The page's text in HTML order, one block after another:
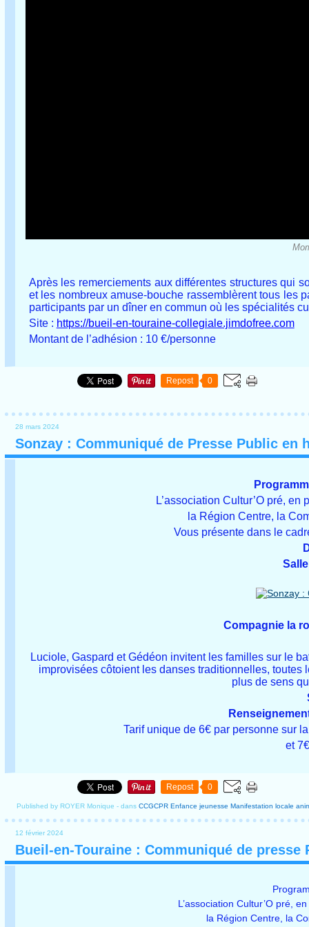
Après les remerciements aux différentes structures qui
et les nombreux amuse-bouche rassemblèrent tous les
participants par un dîner en commun où les spécialités
Site : https://bueil-en-touraine-collegiale.jimdofree.com
Montant de l’adhésion : 10 €/personne
Repost 0
28 mars 2024
Sonzay : Communiqué de Presse Public en
L’association Cultur’O pré,
la Région Centre, la
Vous présente dans le
Compagnie la
Luciole, Gaspard et Gédéon invitent les familles sur le
improvisées côtoient les danses traditionnelles, toutes
plus de sens
Tarif unique de 6€ par personne sur
et
Repost 0
Published by ROYER Monique -dans CCGCPR Enfance jeunesse Manifestation locale
12 février 2024
Bueil-en-Touraine : Communiqué de presse
L’association Cultur’O pré,
la Région Centre, la